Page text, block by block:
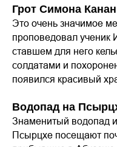
Грот Симона
Это очень значимое
проповедовал ученик
ставшем для него
солдатами и
появился красивый
Водопад на
Знаменитый водопад
Псырцхе посещают